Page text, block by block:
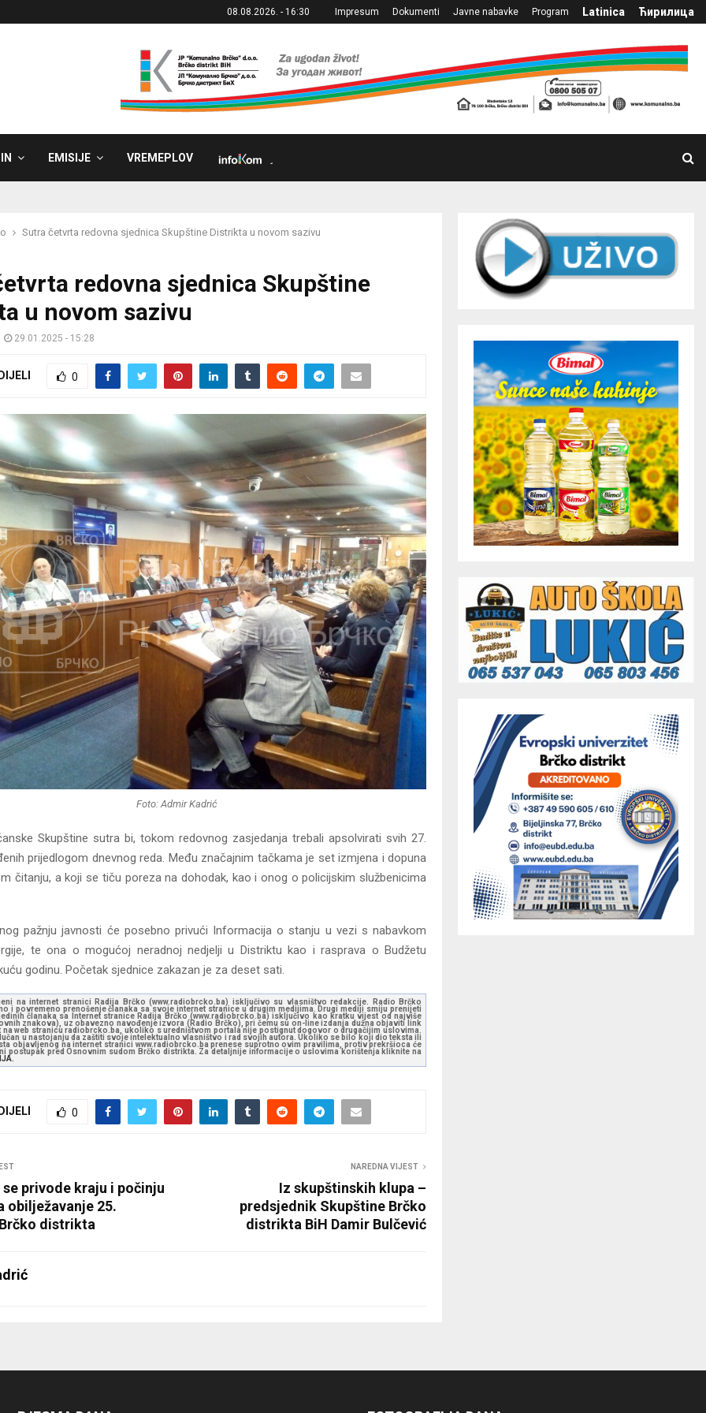
08.08.2026. - 16:30 Impresum Dokumenti Javne nabavke Program Latinica Ћирилица
EMISIJE VREMEPLOV
Sutra četvrta redovna sjednica Skupštine Distrikta u novom sazivu
redovna sjednica Skupštine
u novom sazivu
29.01.2025 - 15:28
0
Foto: Admir Kadrić
Skupštine sutra bi, tokom redovnog zasjedanja trebali apsolvirati svih 27.
prijedlogom dnevnog reda. Među značajnim tačkama je set izmjena i dopuna
čitanju, a koji se tiču poreza na dohodak, kao i onog o policijskim službenicima
pažnju javnosti će posebno privući Informacija o stanju u vezi s nabavkom
te ona o mogućoj neradnoj nedjelji u Distriktu kao i rasprava o Budžetu
godinu. Početak sjednice zakazan je za deset sati.
na internet stranici Radija Brčko (www.radiobrcko.ba) isključivo su vlasništvo redakcije. Radio Brčko
i povremeno prenošenje članaka sa svoje internet stranice u drugim medijima. Drugi mediji smiju prenijeti
članaka sa Internet stranice Radija Brčko (www.radiobrcko.ba) isključivo kao kratku vijest od najviše
znakova), uz obavezno navođenje izvora (Radio Brčko), pri čemu su on-line izdanja dužna objaviti link
na web stranicu radiobrcko.ba, ukoliko s uredništvom portala nije postignut dogovor o drugačijim uslovima.
u nastojanju da zaštiti svoje intelektualno vlasništvo i rad svojih autora. Ukoliko se bilo koji dio teksta ili
objavljenog na internet stranici www.radiobrcko.ba prenese suprotno ovim pravilima, protiv prekršioca će
postupak pred Osnovnim sudom Brčko distrikta. Za detaljnije informacije o uslovima korištenja kliknite na
0
se privode kraju i počinju
obilježavanje 25.
distrikta
NAREDNA VIJEST
Iz skupštinskih klupa –
predsjednik Skupštine Brčko
distrikta BiH Damir Bulčević